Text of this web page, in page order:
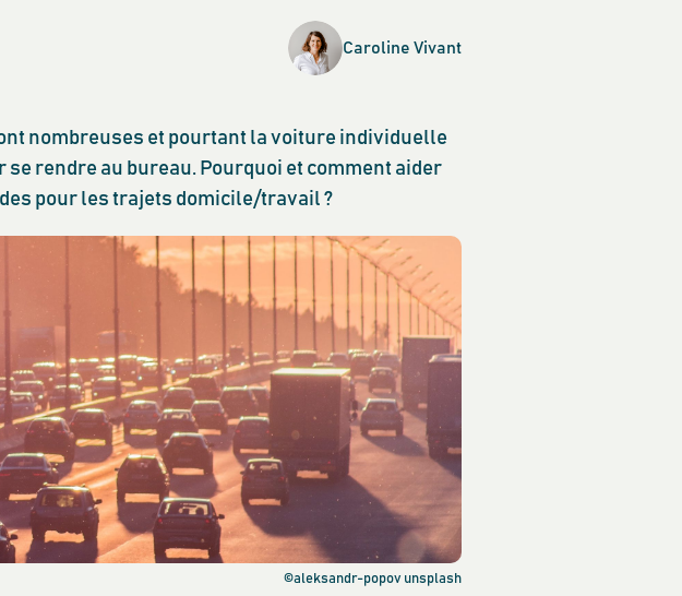
Caroline Vivant
nombreuses et pourtant la voiture individuelle
rendre au bureau. Pourquoi et comment aider
pour les trajets domicile/travail ?
©aleksandr-popov unsplash